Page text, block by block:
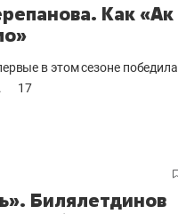
Как «Ак
в этом сезоне победила
17
Билялетдинов